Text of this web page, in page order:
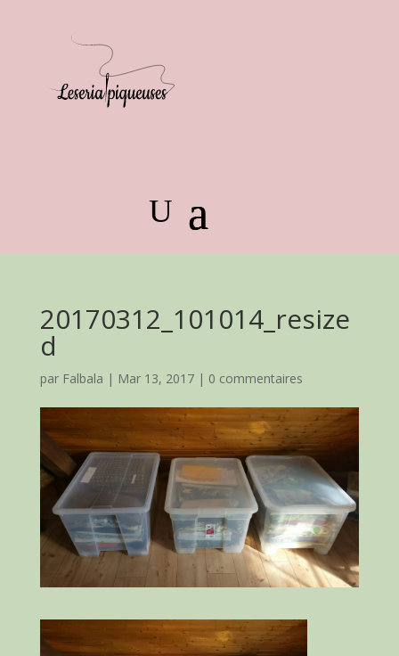
20170312_101014_resize
d
par Falbala | Mar 13, 2017| 0 commentaires